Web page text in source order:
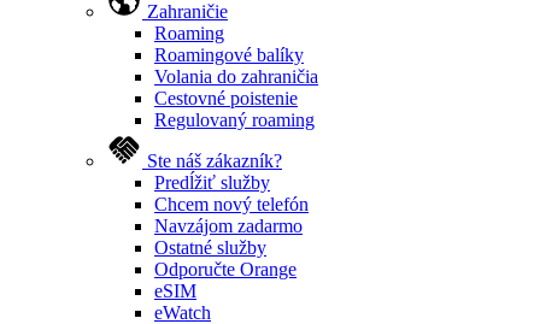
Zahraničie
Roaming
Roamingové balíky
Volania do zahraničia
Cestovné poistenie
Regulovaný roaming
Ste náš zákazník?
Predĺžiť služby
Chcem nový telefón
Navzájom zadarmo
Ostatné služby
Odporučte Orange
eSIM
eWatch